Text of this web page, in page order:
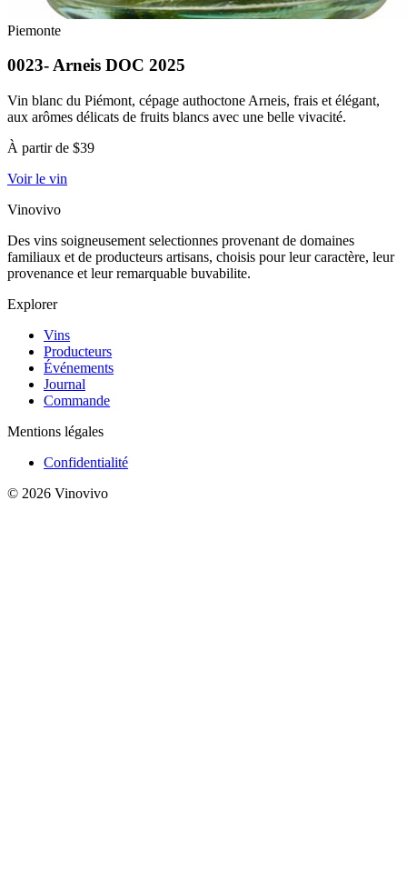
Piemonte
0023- Arneis DOC 2025
Vin blanc du Piémont, cépage authoctone Arneis, frais et élégant,
aux arômes délicats de fruits blancs avec une belle vivacité.
À partir de $39
Voir le vin
Vinovivo
Des vins soigneusement selectionnes provenant de domaines
familiaux et de producteurs artisans, choisis pour leur caractère, leur
provenance et leur remarquable buvabilite.
Explorer
Vins
Producteurs
Événements
Journal
Commande
Mentions légales
Confidentialité
© 2026 Vinovivo